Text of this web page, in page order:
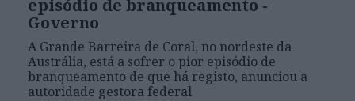
episódio de branqueamento -
Governo
A Grande Barreira de Coral, no nordeste da
Austrália, está a sofrer o pior episódio de
branqueamento de que há registo, anunciou a
autoridade gestora federal